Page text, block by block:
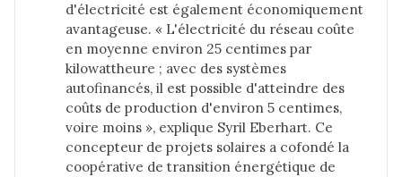
d'électricité est également économiquement
avantageuse. « L'électricité du réseau coûte
en moyenne environ 25 centimes par
kilowattheure ; avec des systèmes
autofinancés, il est possible d'atteindre des
coûts de production d'environ 5 centimes,
voire moins », explique Syril Eberhart. Ce
concepteur de projets solaires a cofondé la
coopérative de transition énergétique de